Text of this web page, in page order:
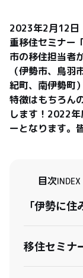
2023年2月12日
重移住セミナー
市の移住担当者
（伊勢市、鳥
紀町、南伊勢町
特徴はもちろん
します！2022
ーとなります。
目次INDEX
「伊勢に
移住セミナ